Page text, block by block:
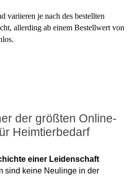
variieren je nach des bestellten
allerding ab einem Bestellwert von
der größten Online-
Heimtierbedarf
einer Leidenschaft
sind keine Neulinge in der